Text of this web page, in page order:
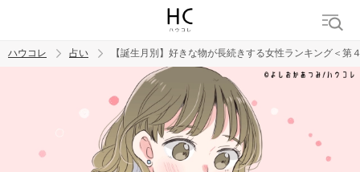
ハウコレ 占い 【誕生月別】好きな物が長続きする女性ランキング＜第